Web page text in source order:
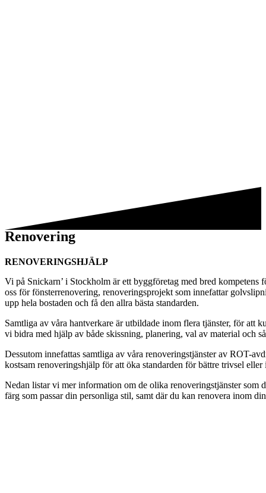
Renovering
RENOVERINGSHJÄLP
Vi på Snickarn’ i Stockholm är ett byggföretag med bred
oss för fönsterrenovering, renoveringsprojekt som innefattar
upp hela bostaden och få den allra bästa standarden.
Samtliga av våra hantverkare är utbildade inom flera tjänster, för att
vi bidra med hjälp av både skissning, planering, val av material och
Dessutom innefattas samtliga av våra renoveringstjänster av ROT-
kostsam renoveringshjälp för att öka standarden för bättre trivsel
Nedan listar vi mer information om de olika renoveringstjänster som
färg som passar din personliga stil, samt där du kan renovera inom